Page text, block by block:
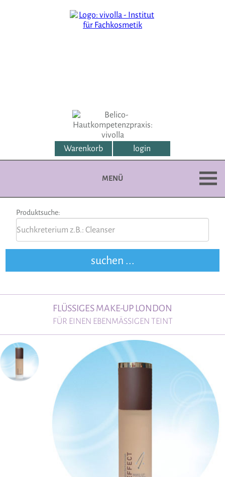
Warenkorb login
MENÜ
Produktsuche:
FLÜSSIGES MAKE-UP LONDON
FÜR EINEN EBENMÄSSIGEN TEINT